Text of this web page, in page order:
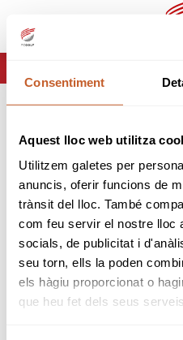
Consentiment
Aquest lloc web utilitza
Utilitzem galetes per
anuncis, oferir funcions de
trànsit del lloc. També
com feu servir el nostre lloc
socials, de publicitat i
seu torn, ells la poden
els hàgiu proporcionat o
que heu fet dels seus
Página no
Lo sentimos pero la
existe o